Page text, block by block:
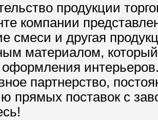
продукции
компании
смеси и другая
материалом,
партнерство,
прямых поставок с